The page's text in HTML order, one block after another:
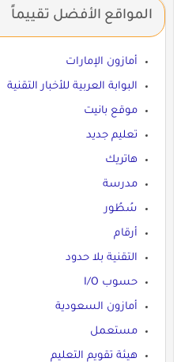
المواقع الأفضل تقييماً
أمازون الإمارات
البوابة العربية للأخبار التقنية
موقع بانيت
تعليم جديد
هاتريك
مدرسة
سُطُور
أرقام
التقنية بلا حدود
حسوب I/O
أمازون السعودية
مستعمل
هيئة تقويم التعليم